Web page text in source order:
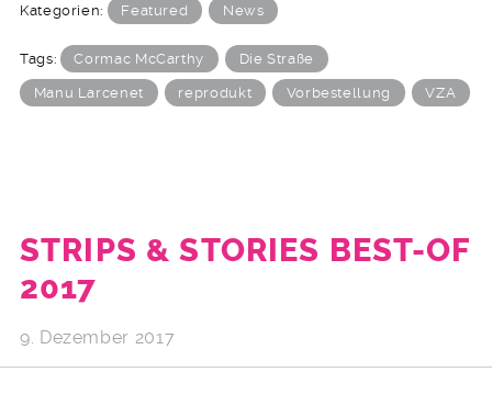
Kategorien: Featured News
Tags: Cormac McCarthy Die Straße
Manu Larcenet reprodukt Vorbestellung VZA
STRIPS & STORIES BEST-OF
2017
9. Dezember 2017